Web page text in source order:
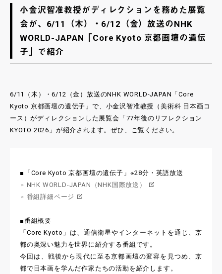
小金沢智准教授がディレクションを務めた展覧
会が、6/11（木）・6/12（金）放送のNHK
WORLD-JAPAN「Core Kyoto 京都画壇の遺伝
子」で紹介
6/11（木）・6/12（金）放送のNHK WORLD-JAPAN「Core
Kyoto 京都画壇の遺伝子」で、小金沢智准教授（美術科 日本画コ
ース）がディレクションした展覧会「77年後のリフレクション
KYOTO 2026」が紹介されます。ぜひ、ご覧ください。
■「Core Kyoto 京都画壇の遺伝子」※28分・英語放送
NHK WORLD-JAPAN（NHK国際放送）
番組詳細ページ
■番組概要
「Core Kyoto」は、通信衛星やインターネットを通じ、京
都の奥深い魅力を世界に紹介する番組です。
今回は、戦後から現代に至る京都画壇の変容を見つめ、京
都で日本画を学んだ作家たちの活動を紹介します。